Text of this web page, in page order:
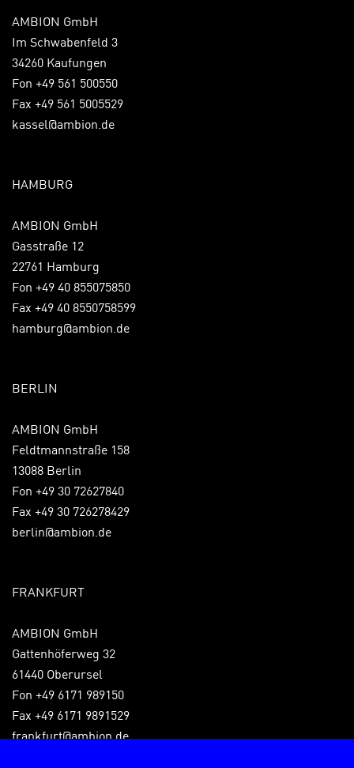
AMBION GmbH
Im Schwabenfeld 3
34260 Kaufungen
Fon +49 561 500550
Fax +49 561 5005529
kassel@ambion.de
HAMBURG
AMBION GmbH
Gasstraße 12
22761 Hamburg
Fon +49 40 855075850
Fax +49 40 8550758599
hamburg@ambion.de
BERLIN
AMBION GmbH
Feldtmannstraße 158
13088 Berlin
Fon +49 30 72627840
Fax +49 30 726278429
berlin@ambion.de
FRANKFURT
AMBION GmbH
Gattenhöferweg 32
61440 Oberursel
Fon +49 6171 989150
Fax +49 6171 9891529
frankfurt@ambion.de